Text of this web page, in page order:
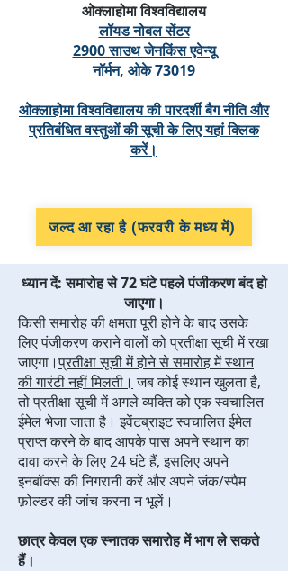
ओक्लाहोमा विश्वविद्यालय
लॉयड नोबल सेंटर
2900 साउथ जेनकिंस एवेन्यू
नॉर्मन, ओके 73019
ओक्लाहोमा विश्वविद्यालय की पारदर्शी बैग नीति और
प्रतिबंधित वस्तुओं की सूची के लिए यहां क्लिक
करें।
जल्द आ रहा है (फरवरी के मध्य में)
ध्यान दें: समारोह से 72 घंटे पहले पंजीकरण बंद हो
जाएगा।
किसी समारोह की क्षमता पूरी होने के बाद उसके
लिए पंजीकरण कराने वालों को प्रतीक्षा सूची में रखा
जाएगा।प्रतीक्षा सूची में होने से समारोह में स्थान
की गारंटी नहीं मिलती। जब कोई स्थान खुलता है,
तो प्रतीक्षा सूची में अगले व्यक्ति को एक स्वचालित
ईमेल भेजा जाता है। इवेंटब्राइट स्वचालित ईमेल
प्राप्त करने के बाद आपके पास अपने स्थान का
दावा करने के लिए 24 घंटे हैं, इसलिए अपने
इनबॉक्स की निगरानी करें और अपने जंक/स्पैम
फ़ोल्डर की जांच करना न भूलें।
छात्र केवल एक स्नातक समारोह में भाग ले सकते
हैं।